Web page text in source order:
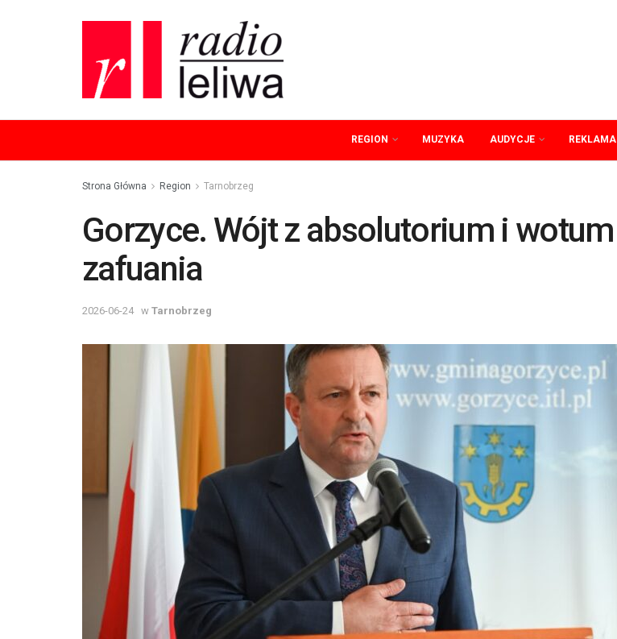
REGION MUZYKA AUDYCJE REKLAMA
Strona Główna Region Tarnobrzeg
Gorzyce. Wójt z absolutorium i wotum
zafuania
2026-06-24 w Tarnobrzeg